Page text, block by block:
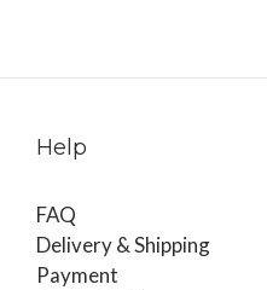
Help
FAQ
Delivery & Shipping
Payment